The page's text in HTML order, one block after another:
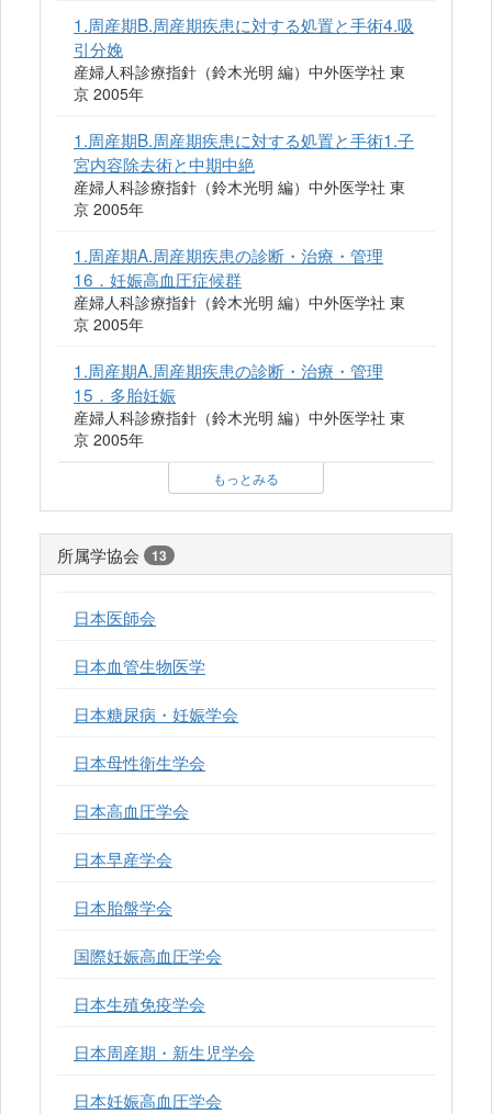
1.周産期B.周産期疾患に対する処置と手術4.吸
引分娩
産婦人科診療指針（鈴木光明 編）中外医学社 東
京 2005年
1.周産期B.周産期疾患に対する処置と手術1.子
宮内容除去術と中期中絶
産婦人科診療指針（鈴木光明 編）中外医学社 東
京 2005年
1.周産期A.周産期疾患の診断・治療・管理
16．妊娠高血圧症候群
産婦人科診療指針（鈴木光明 編）中外医学社 東
京 2005年
1.周産期A.周産期疾患の診断・治療・管理
15．多胎妊娠
産婦人科診療指針（鈴木光明 編）中外医学社 東
京 2005年
もっとみる
所属学協会 13
日本医師会
日本血管生物医学
日本糖尿病・妊娠学会
日本母性衛生学会
日本高血圧学会
日本早産学会
日本胎盤学会
国際妊娠高血圧学会
日本生殖免疫学会
日本周産期・新生児学会
日本妊娠高血圧学会